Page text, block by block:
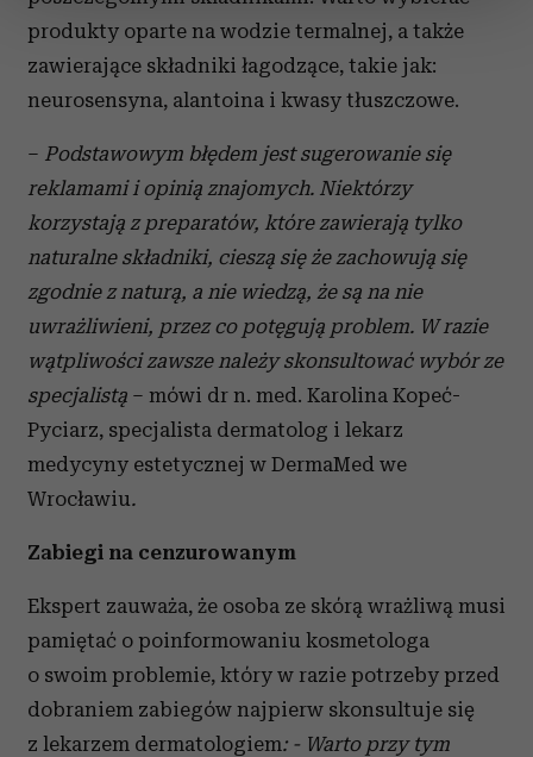
zmienić lub wycofać swoją zgodę w dowolnej chwili.
Wykorzystujemy pliki cookie do spersonalizowania treści
i reklam, aby oferować funkcje społecznościowe i
analizować ruch w naszej witrynie. Informacje o tym, jak
korzystasz z naszej witryny, udostępniamy partnerom
społecznościowym, reklamowym i analitycznym.
Partnerzy mogą połączyć te informacje z innymi danymi
otrzymanymi od Ciebie lub uzyskanymi podczas
korzystania z ich usług.
produkty oparte na wodzie termalnej, a także
zawierające składniki łagodzące, takie jak:
neurosensyna, alantoina i kwasy tłuszczowe.
– Podstawowym błędem jest sugerowanie się
reklamami i opinią znajomych. Niektórzy
korzystają z preparatów, które zawierają tylko
naturalne składniki, cieszą się że zachowują się
zgodnie z naturą, a nie wiedzą, że są na nie
uwrażliwieni, przez co potęgują problem. W razie
wątpliwości zawsze należy skonsultować wybór ze
specjalistą – mówi dr n. med. Karolina Kopeć-
Pyciarz, specjalista dermatolog i lekarz
medycyny estetycznej w DermaMed we
Wrocławiu.
Zabiegi na cenzurowanym
Ekspert zauważa, że osoba ze skórą wrażliwą musi
pamiętać o poinformowaniu kosmetologa
o swoim problemie, który w razie potrzeby przed
dobraniem zabiegów najpierw skonsultuje się
z lekarzem dermatologiem: - Warto przy tym